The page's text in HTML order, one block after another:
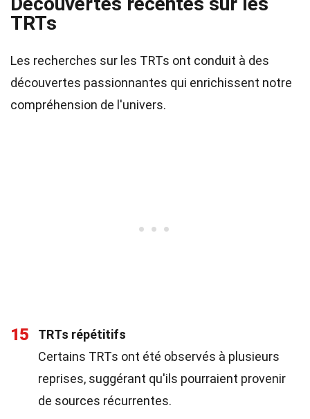
TRTs
Les recherches sur les TRTs ont conduit à des
découvertes passionnantes qui enrichissent notre
compréhension de l'univers.
15
TRTs répétitifs
Certains TRTs ont été observés à plusieurs
reprises, suggérant qu'ils pourraient provenir
de sources récurrentes.